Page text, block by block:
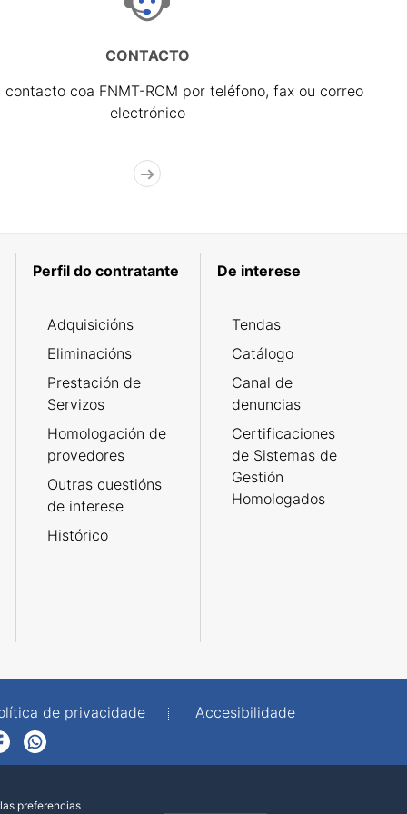
CONTACTO
contacto coa FNMT-RCM por teléfono, fax ou correo
electrónico
Perfil do contratante
Adquisicións
Eliminacións
Prestación de
Servizos
Homologación de
provedores
Outras cuestións
de interese
Histórico
De interese
Tendas
Catálogo
Canal de
denuncias
Certificaciones
de Sistemas de
Gestión
Homologados
de privacidade
Accesibilidade
preferencias